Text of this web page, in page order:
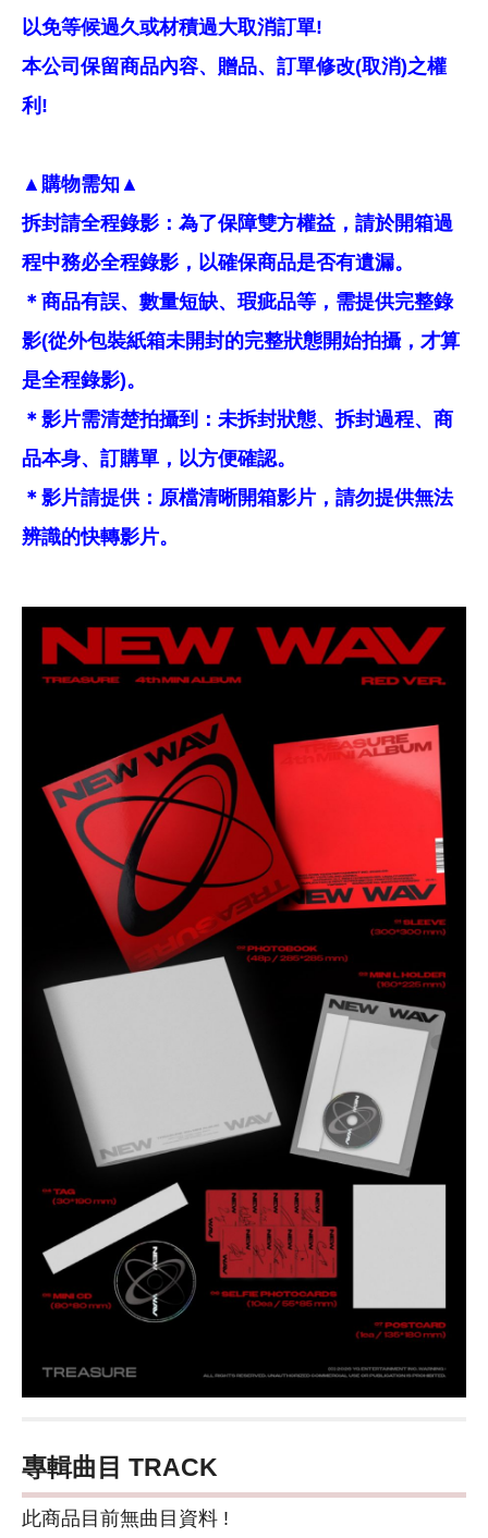
以免等候過久或材積過大取消訂單!
本公司保留商品內容、贈品、訂單修改(取消)之權
利!
▲購物需知▲
拆封請全程錄影：為了保障雙方權益，請於開箱過
程中務必全程錄影，以確保商品是否有遺漏。
＊商品有誤、數量短缺、瑕疵品等，需提供完整錄
影(從外包裝紙箱未開封的完整狀態開始拍攝，才算
是全程錄影)。
＊影片需清楚拍攝到：未拆封狀態、拆封過程、商
品本身、訂購單，以方便確認。
＊影片請提供：原檔清晰開箱影片，請勿提供無法
辨識的快轉影片。
專輯曲目 TRACK
此商品目前無曲目資料 !